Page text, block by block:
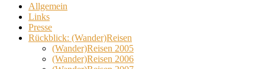
Allgemein
Links
Presse
Rückblick: (Wander)Reisen
(Wander)Reisen 2005
(Wander)Reisen 2006